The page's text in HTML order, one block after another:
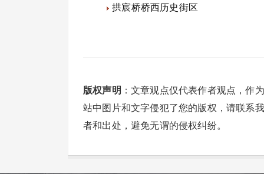
拱宸桥桥西历史街区
版权声明 ：文章观点仅代表作者观点，作
站中图片和文字侵犯了您的版权，请联系
者和出处，避免无谓的侵权纠纷。